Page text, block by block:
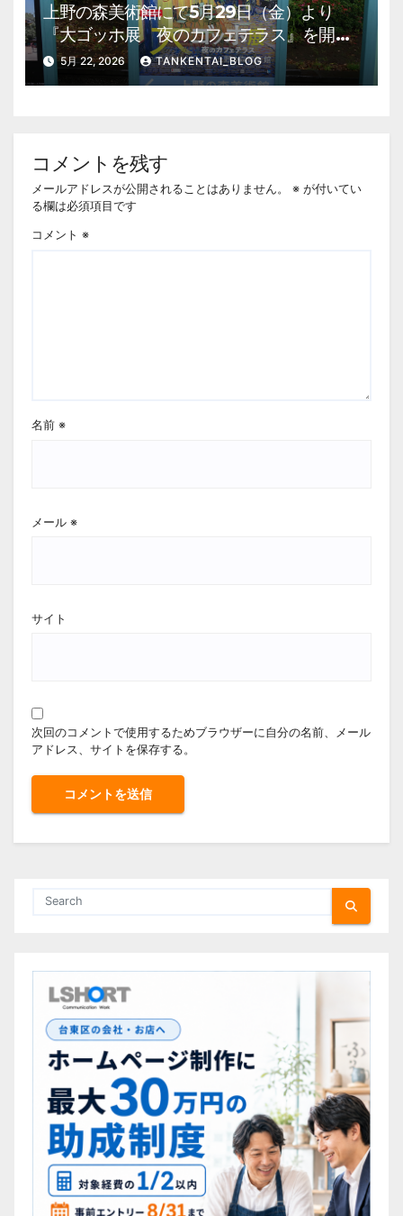
上野の森美術館にて5月29日（金）より
『大ゴッホ展 夜のカフェテラス』を開
催。 上野公園 美術館・博物館 混雑情
報他
5月 22, 2026 TANKENTAI_BLOG
コメントを残す
メールアドレスが公開されることはありません。 ※ が付いてい
る欄は必須項目です
コメント ※
名前 ※
メール ※
サイト
次回のコメントで使用するためブラウザーに自分の名前、メール
アドレス、サイトを保存する。